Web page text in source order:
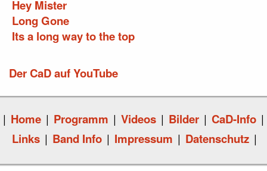
Hey Mister
Long Gone
Its a long way to the top
Der CaD auf YouTube
| Home | Programm | Videos | Bilder | CaD-Info |
Links | Band Info | Impressum | Datenschutz |